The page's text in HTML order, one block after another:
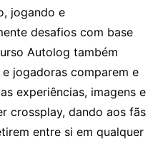
jogando e
desafios com base
Autolog também
jogadoras comparem e
experiências, imagens e
crossplay, dando aos fãs
entre si em qualquer